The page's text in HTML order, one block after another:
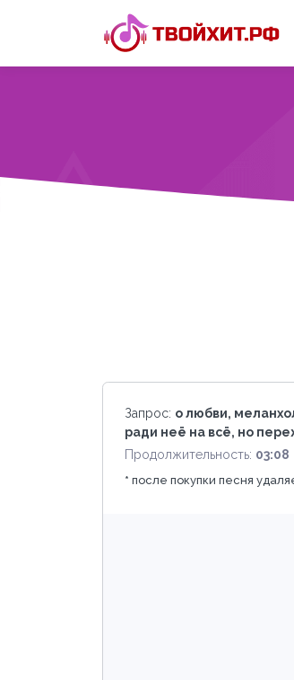
Запрос: о любви,
ради неё на всё, но
Продолжительность: 03:08
* после покупки песня